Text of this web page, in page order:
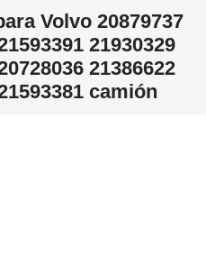
Volvo 20879737
21930329
21386622
camión